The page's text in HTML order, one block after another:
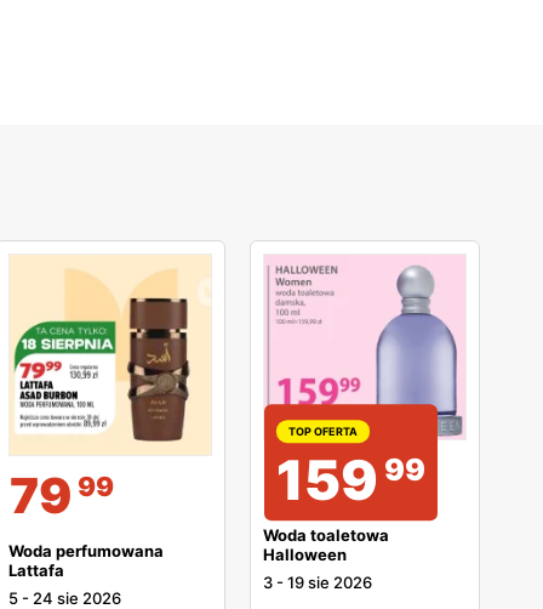
79 99
Woda perfumowana
Lattafa
5 - 24 sie 2026
TOP OFERTA
159 99
Woda toaletowa
Halloween
3 -19 sie 2026